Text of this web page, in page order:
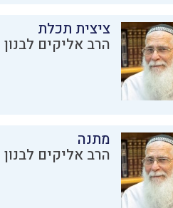
ציצית תכלת
הרב אליקים לבנון
מתנה
הרב אליקים לבנון